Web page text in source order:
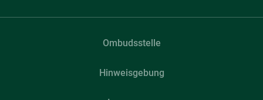
Ombudsstelle
Hinweisgebung